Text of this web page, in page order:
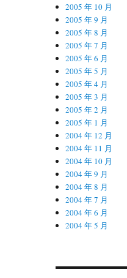
2005 年 10 月
2005 年 9 月
2005 年 8 月
2005 年 7 月
2005 年 6 月
2005 年 5 月
2005 年 4 月
2005 年 3 月
2005 年 2 月
2005 年 1 月
2004 年 12 月
2004 年 11 月
2004 年 10 月
2004 年 9 月
2004 年 8 月
2004 年 7 月
2004 年 6 月
2004 年 5 月